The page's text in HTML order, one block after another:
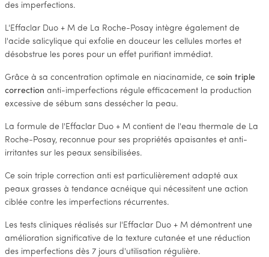
des imperfections.
L'Effaclar Duo + M de La Roche-Posay intègre également de
l'acide salicylique qui exfolie en douceur les cellules mortes et
désobstrue les pores pour un effet purifiant immédiat.
Grâce à sa concentration optimale en niacinamide, ce soin triple
correction anti-imperfections régule efficacement la production
excessive de sébum sans dessécher la peau.
La formule de l'Effaclar Duo + M contient de l'eau thermale de La
Roche-Posay, reconnue pour ses propriétés apaisantes et anti-
irritantes sur les peaux sensibilisées.
Ce soin triple correction anti est particulièrement adapté aux
peaux grasses à tendance acnéique qui nécessitent une action
ciblée contre les imperfections récurrentes.
Les tests cliniques réalisés sur l'Effaclar Duo + M démontrent une
amélioration significative de la texture cutanée et une réduction
des imperfections dès 7 jours d'utilisation régulière.